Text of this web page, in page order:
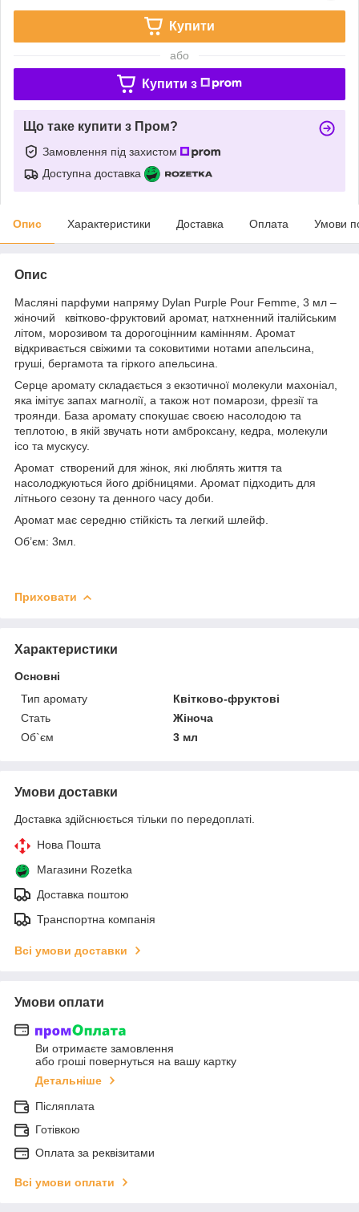
Купити
або
Купити з
Що таке купити з Пром?
Замовлення під захистом
Доступна доставка
Опис Характеристики Доставка Оплата Умови
Опис
Масляні парфуми напряму Dylan Purple Pour Femme, 3 мл –
жіночий квітково-фруктовий аромат, натхненний італійським
літом, морозивом та дорогоцінним камінням. Аромат
відкривається свіжими та соковитими нотами апельсина,
груші, бергамота та гіркого апельсина.
Серце аромату складається з екзотичної молекули махоніал,
яка імітує запах магнолії, а також нот помарози, фрезії та
троянди. База аромату спокушає своєю насолодою та
теплотою, в якій звучать ноти амброксану, кедра, молекули
ісо та мускусу.
Аромат створений для жінок, які люблять життя та
насолоджуються його дрібницями. Аромат підходить для
літнього сезону та денного часу доби.
Аромат має середню стійкість та легкий шлейф.
Об’єм: 3мл.
Приховати
Характеристики
Основні
Тип аромату
Квітково-фруктові
Стать
Жіноча
Об`єм
3 мл
Умови доставки
Доставка здійснюється тільки по передоплаті.
Нова Пошта
Магазини Rozetka
Доставка поштою
Транспортна компанія
Всі умови доставки
Умови оплати
Ви отримаєте замовлення
або гроші повернуться на вашу картку
Детальніше
Післяплата
Готівкою
Оплата за реквізитами
Всі умови оплати